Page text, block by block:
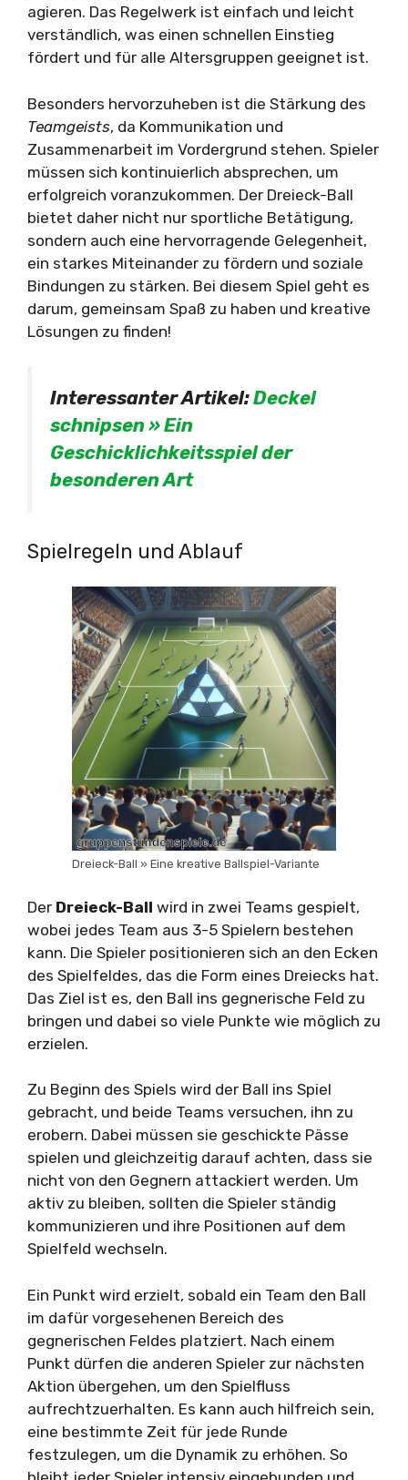
agieren. Das Regelwerk ist einfach und leicht
verständlich, was einen schnellen Einstieg
fördert und für alle Altersgruppen geeignet ist.
Besonders hervorzuheben ist die Stärkung des
Teamgeists, da Kommunikation und
Zusammenarbeit im Vordergrund stehen. Spieler
müssen sich kontinuierlich absprechen, um
erfolgreich voranzukommen. Der Dreieck-Ball
bietet daher nicht nur sportliche Betätigung,
sondern auch eine hervorragende Gelegenheit,
ein starkes Miteinander zu fördern und soziale
Bindungen zu stärken. Bei diesem Spiel geht es
darum, gemeinsam Spaß zu haben und kreative
Lösungen zu finden!
Interessanter Artikel:Deckel
schnipsen » Ein
Geschicklichkeitsspiel der
besonderen Art
Spielregeln und Ablauf
Dreieck-Ball » Eine kreative Ballspiel-Variante
Der Dreieck-Ball wird in zwei Teams gespielt,
wobei jedes Team aus 3-5 Spielern bestehen
kann. Die Spieler positionieren sich an den Ecken
des Spielfeldes, das die Form eines Dreiecks hat.
Das Ziel ist es, den Ball ins gegnerische Feld zu
bringen und dabei so viele Punkte wie möglich zu
erzielen.
Zu Beginn des Spiels wird der Ball ins Spiel
gebracht, und beide Teams versuchen, ihn zu
erobern. Dabei müssen sie geschickte Pässe
spielen und gleichzeitig darauf achten, dass sie
nicht von den Gegnern attackiert werden. Um
aktiv zu bleiben, sollten die Spieler ständig
kommunizieren und ihre Positionen auf dem
Spielfeld wechseln.
Ein Punkt wird erzielt, sobald ein Team den Ball
im dafür vorgesehenen Bereich des
gegnerischen Feldes platziert. Nach einem
Punkt dürfen die anderen Spieler zur nächsten
Aktion übergehen, um den Spielfluss
aufrechtzuerhalten. Es kann auch hilfreich sein,
eine bestimmte Zeit für jede Runde
festzulegen, um die Dynamik zu erhöhen. So